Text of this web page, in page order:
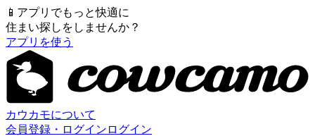
📱 アプリでもっと快適に
住まい探しをしませんか？
アプリを使う
カウカモについて
会員登録・ログイン ログイン